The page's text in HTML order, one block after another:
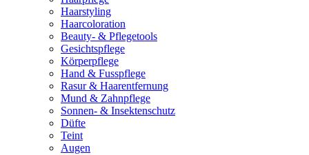
Haarstyling
Haarcoloration
Beauty- & Pflegetools
Gesichtspflege
Körperpflege
Hand & Fusspflege
Rasur & Haarentfernung
Mund & Zahnpflege
Sonnen- & Insektenschutz
Düfte
Teint
Augen